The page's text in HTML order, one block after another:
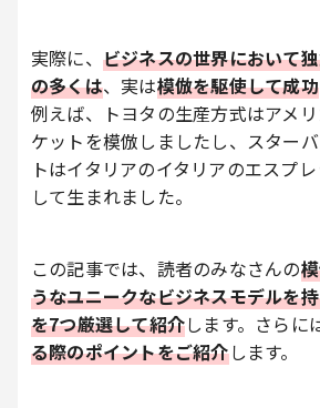
実際に、 ビジネスの世界において
の多くは、実は模倣を駆使して成功
例えば、トヨタの生産方式はアメ
ケットを模倣しましたし、スター
トはイタリアのイタリアのエスプ
して生まれました。
この記事では、読者のみなさんの
うなユニークなビジネスモデルを
を7つ厳選して紹介します。さらに
る際のポイントをご紹介します。